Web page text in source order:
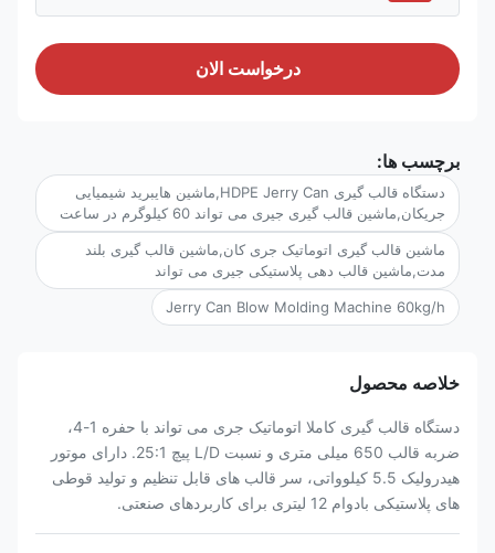
درخواست الان
برچسب ها:
دستگاه قالب گیری HDPE Jerry Can,ماشین هایبرید شیمیایی
جریکان,ماشین قالب گیری جیری می تواند 60 کیلوگرم در ساعت
ماشین قالب گیری اتوماتیک جری کان,ماشین قالب گیری بلند
مدت,ماشین قالب دهی پلاستیکی جیری می تواند
Jerry Can Blow Molding Machine 60kg/h
خلاصه محصول
دستگاه قالب گیری کاملا اتوماتیک جری می تواند با حفره 1-4،
ضربه قالب 650 میلی متری و نسبت L/D پیچ 25:1. دارای موتور
هیدرولیک 5.5 کیلوواتی، سر قالب های قابل تنظیم و تولید قوطی
های پلاستیکی بادوام 12 لیتری برای کاربردهای صنعتی.